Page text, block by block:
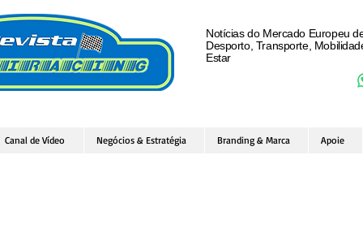
Notícias do Mercado Europeu
Desporto, Transporte,
Estar
Canal de Vídeo Negócios & Estratégia Branding & Marca Apoie